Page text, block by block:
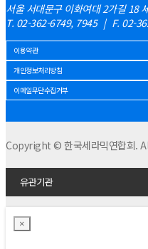
서울 서대문구 이화여대 2가길 18
T. 02-362-6749, 7945 | F. 02-
이용약관
개인정보처리방침
이메일무단수집거부
Copyright © 한국세라믹연합회.
유관기관
×